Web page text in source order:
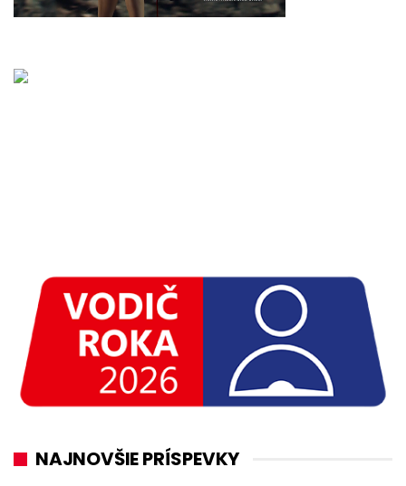
NAJNOVŠIE PRÍSPEVKY